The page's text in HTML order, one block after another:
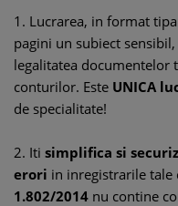
1. Lucrarea, in format
pagini un subiect
legalitatea documentelor
conturilor. Este UNICA
de specialitate!
2. Iti simplifica si
erori in inregistrarile tale
1.802/2014 nu contine